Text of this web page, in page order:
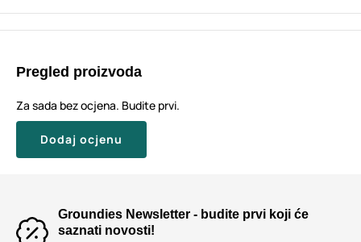
Pregled proizvoda
Za sada bez ocjena. Budite prvi.
Dodaj ocjenu
Groundies Newsletter - budite prvi koji će
saznati novosti!